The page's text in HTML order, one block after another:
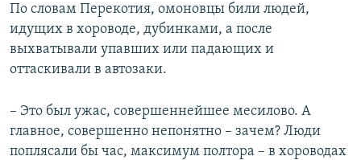
360p
480p
По словам Перекотия, омоновцы били людей,
идущих в хороводе, дубинками, а после
выхватывали упавших или падающих и
оттаскивали в автозаки.
– Это был ужас, совершеннейшее месилово. А
главное, совершенно непонятно – зачем? Люди
поплясали бы час, максимум полтора – в хороводах